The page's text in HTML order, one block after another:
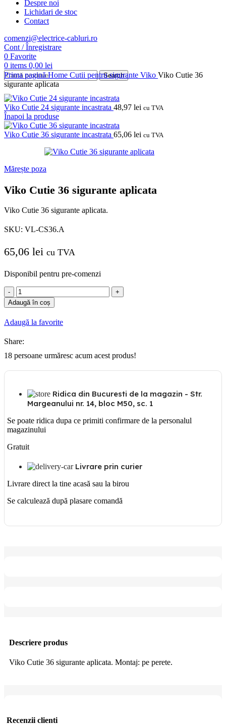
Despre noi
Lichidari de stoc
Contact
comenzi@electrice-cabluri.ro
Cont / Înregistrare
0 Favorite
0 items 0,00 lei
Search
Prima paginăHome Cutii pentru sigurante Viko Viko Cutie 36
sigurante aplicata
Viko Cutie 24 sigurante incastrata 48,97 lei cu TVA
Înapoi la produse
Viko Cutie 36 sigurante incastrata 65,06 lei cu TVA
Mărește poza
Viko Cutie 36 sigurante aplicata
Viko Cutie 36 sigurante aplicata.
SKU: VL-CS36.A
65,06 lei cu TVA
Disponibil pentru pre-comenzi
Cantitate
Viko
Cutie
sigurante
Adaugă în coș
Adaugă la favorite
Share:
18 persoane urmăresc acum acest produs!
Ridica din Bucuresti de la magazin - Str.
Margeanului nr. 14, bloc M50, sc. 1
Se poate ridica dupa ce primiti confirmare de la personalul
magazinului
Gratuit
Livrare prin curier
Livrare direct la tine acasă sau la birou
Se calculează după plasare comandă
Descriere produs
Viko Cutie 36 sigurante aplicata. Montaj: pe perete.
Recenzii clienti